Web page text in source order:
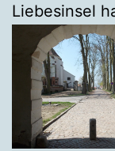
Liebesinsel